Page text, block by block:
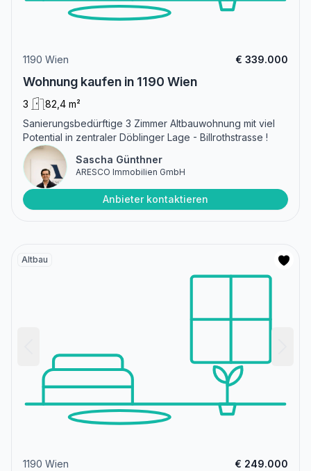
1190 Wien € 339.000
Wohnung kaufen in 1190 Wien
3
82,4 m²
Sanierungsbedürftige 3 Zimmer Altbauwohnung mit viel
Potential in zentraler Döblinger Lage - Billrothstrasse !
Sascha Günthner
ARESCO Immobilien GmbH
Anbieter kontaktieren
Altbau
1190 Wien € 249.000